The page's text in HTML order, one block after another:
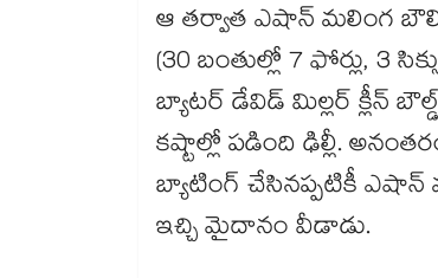
ఆ తర్వాత ఎషాన్ మలింగ
(30 బంతుల్లో 7 ఫోర్లు, 3
బ్యాటర్ డేవిడ్ మిల్లర్ క్లీన్
కష్టాల్లో పడింది ఢిల్లీ.
బ్యాటింగ్ చేసినప్పటికీ ఎషాన్
ఇచ్చి మైదానం వీడాడు.